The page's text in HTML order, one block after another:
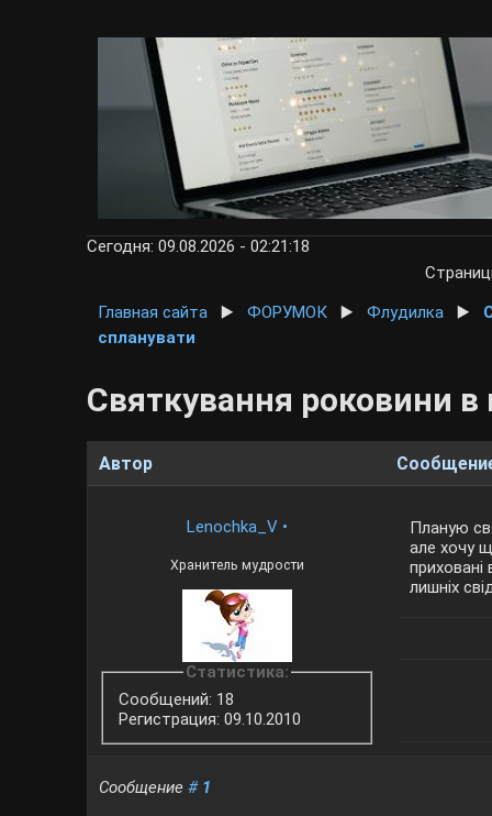
Сегодня: 09.08.2026 - 02:21:18
Главная сайта
▶️ФОРУМОК ▶️Флудилка ▶️
спланувати
Святкування роковини в
Автор
Lenochka_V •
Хранитель мудрости
Статистика:
Сообщений: 18
Регистрация: 09.10.2010
Планую
але хочу
лишніх
Сообщение# 1